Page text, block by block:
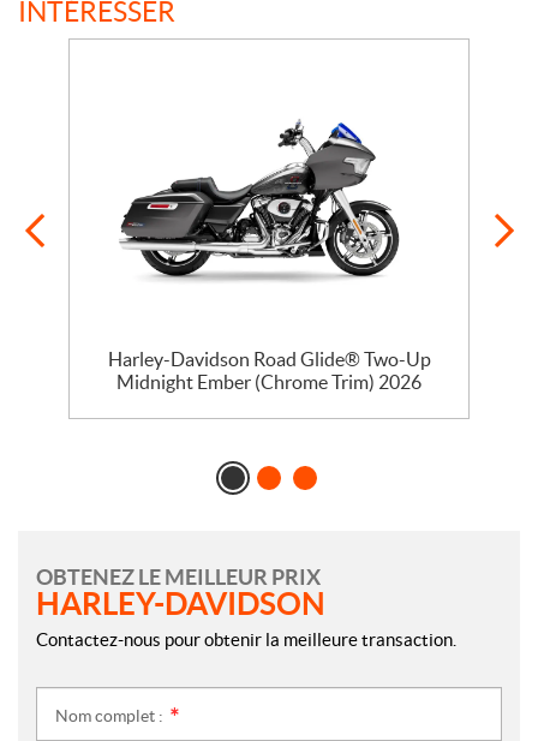
INTÉRESSER
Harley-Davidson Road Glide® Two-Up
Midnight Ember (Chrome Trim) 2026
OBTENEZ LE MEILLEUR PRIX
HARLEY-DAVIDSON
Contactez-nous pour obtenir la meilleure transaction.
Nom complet :